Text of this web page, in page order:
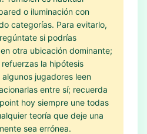
o iluminación con
categorías. Para evitarlo,
si podrías
otra ubicación dominante;
la hipótesis
jugadores leen
entre sí; recuerda
hoy siempre une todas
teoría que deje una
sea errónea.